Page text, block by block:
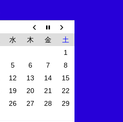
水 木 金
土
1
5 6 7
8
12 13 14
15
19 20 21
22
26 27 28
29